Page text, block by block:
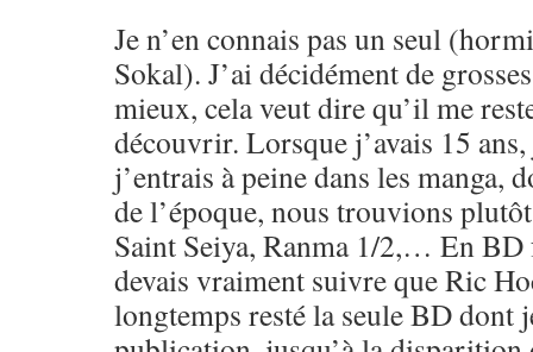
Je n’en connais pas un seul
Sokal). J’ai décidément de
mieux, cela veut dire qu’il me
découvrir. Lorsque j’avais 15
j’entrais à peine dans les manga,
de l’époque, nous trouvions
Saint Seiya, Ranma 1/2,… En BD
devais vraiment suivre que Ric
longtemps resté la seule BD dont